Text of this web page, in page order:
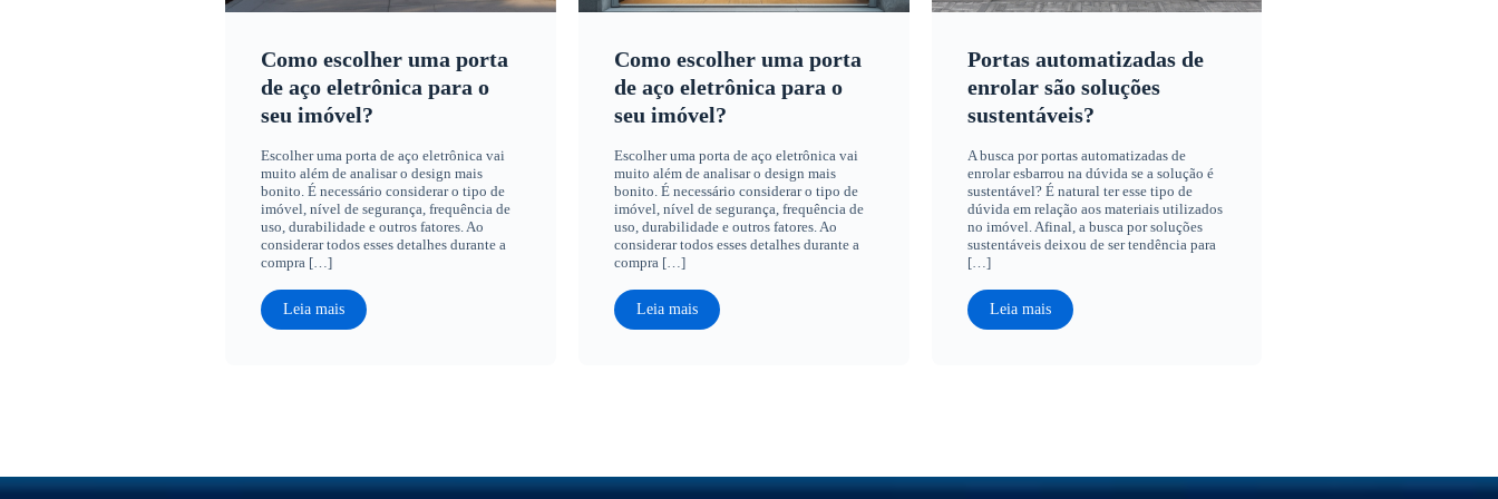
Como escolher uma porta
de aço eletrônica para o
seu imóvel?
Escolher uma porta de aço eletrônica vai
muito além de analisar o design mais
bonito. É necessário considerar o tipo de
imóvel, nível de segurança, frequência de
uso, durabilidade e outros fatores. Ao
considerar todos esses detalhes durante a
compra […]
Leia mais
Como escolher uma porta
de aço eletrônica para o
seu imóvel?
Escolher uma porta de aço eletrônica vai
muito além de analisar o design mais
bonito. É necessário considerar o tipo de
imóvel, nível de segurança, frequência de
uso, durabilidade e outros fatores. Ao
considerar todos esses detalhes durante a
compra […]
Leia mais
Portas automatizadas de
enrolar são soluções
sustentáveis?
A busca por portas automatizadas de
enrolar esbarrou na dúvida se a solução é
sustentável? É natural ter esse tipo de
dúvida em relação aos materiais utilizados
no imóvel. Afinal, a busca por soluções
sustentáveis deixou de ser tendência para
[…]
Leia mais